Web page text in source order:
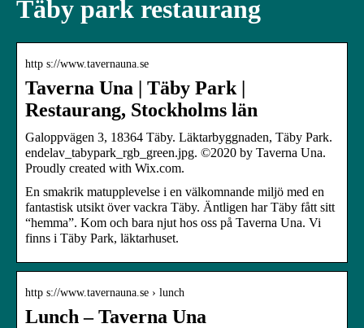
Täby park restaurang
http s://www.tavernauna.se
Taverna Una | Täby Park |
Restaurang, Stockholms län
Galoppvägen 3, 18364 Täby. Läktarbyggnaden, Täby Park.
endelav_tabypark_rgb_green.jpg. ©2020 by Taverna Una.
Proudly created with Wix.com.
En smakrik matupplevelse i en välkomnande miljö med en
fantastisk utsikt över vackra Täby. Äntligen har Täby fått sitt
“hemma”. Kom och bara njut hos oss på Taverna Una. Vi
finns i Täby Park, läktarhuset.
http s://www.tavernauna.se › lunch
Lunch – Taverna Una